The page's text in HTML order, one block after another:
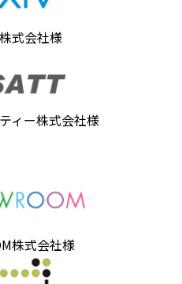
式会社様
ィー株式会社様
株式会社様